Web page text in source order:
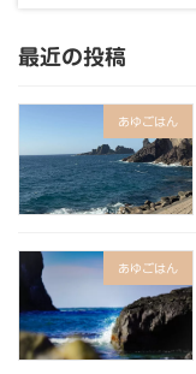
最近の投稿
あゆごはん
あゆごはん